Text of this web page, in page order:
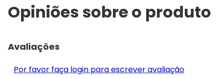
Opiniões sobre o produto
Avaliações
Por favor faça login para escrever avaliação